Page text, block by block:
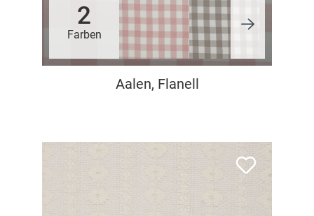
2
Farben
Aalen, Flanell